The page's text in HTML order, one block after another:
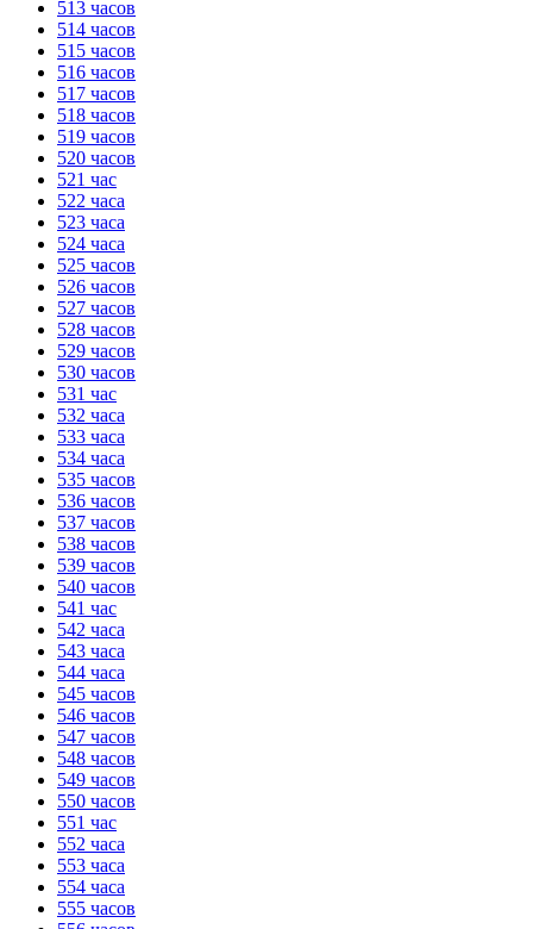
513 часов
514 часов
515 часов
516 часов
517 часов
518 часов
519 часов
520 часов
521 час
522 часа
523 часа
524 часа
525 часов
526 часов
527 часов
528 часов
529 часов
530 часов
531 час
532 часа
533 часа
534 часа
535 часов
536 часов
537 часов
538 часов
539 часов
540 часов
541 час
542 часа
543 часа
544 часа
545 часов
546 часов
547 часов
548 часов
549 часов
550 часов
551 час
552 часа
553 часа
554 часа
555 часов